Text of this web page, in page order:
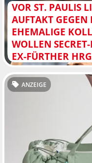
VOR ST. PAULIS
AUFTAKT GEGEN
EHEMALIGE
WOLLEN
EX-FÜRTHER
ANZEIGE